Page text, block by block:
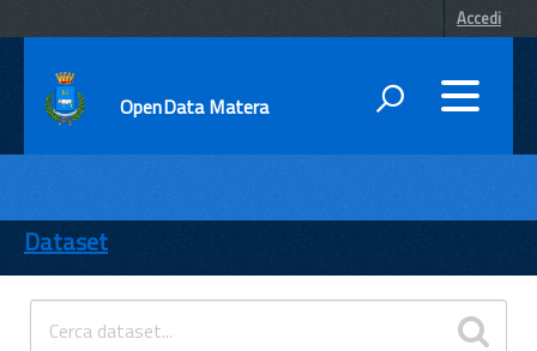
Accedi
OpenData Matera
ENTI
TEMI
INFORMAZIONI
Dataset